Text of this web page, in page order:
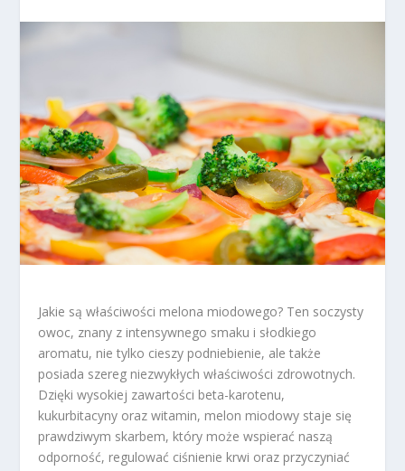
Jakie są właściwości melona miodowego? Ten soczysty
owoc, znany z intensywnego smaku i słodkiego
aromatu, nie tylko cieszy podniebienie, ale także
posiada szereg niezwykłych właściwości zdrowotnych.
Dzięki wysokiej zawartości beta-karotenu,
kukurbitacyny oraz witamin, melon miodowy staje się
prawdziwym skarbem, który może wspierać naszą
odporność, regulować ciśnienie krwi oraz przyczyniać